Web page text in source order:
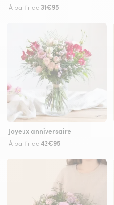
À partir de 31€95
Joyeux anniversaire
À partir de42€95